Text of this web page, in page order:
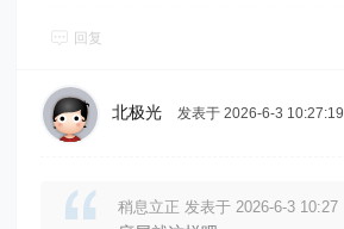
回复
北极光 发表于 2026-6-3 10:27:19
稍息立正 发表于 2026-6-3 10:27